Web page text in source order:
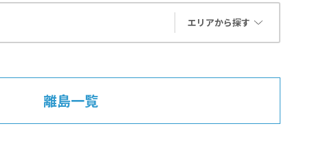
エリアから探す
離島一覧